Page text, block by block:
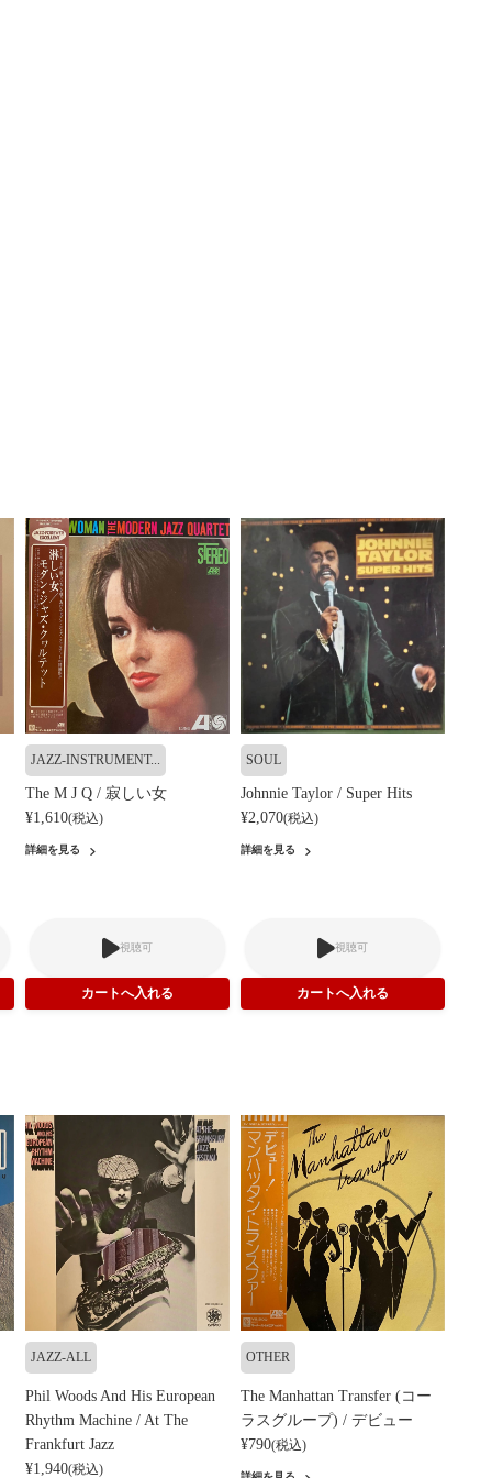
JAZZ-INSTRUMENT...
The M J Q / 寂しい女
¥1,610(税込)
詳細を見る
視聴可
SOUL
Johnnie Taylor / Super Hits
¥2,070(税込)
詳細を見る
視聴可
JAZZ-ALL
Phil Woods And His European
Rhythm Machine / At The
Frankfurt Jazz
¥1,940(税込)
OTHER
The Manhattan Transfer (コー
ラスグループ) / デビュー
¥790(税込)